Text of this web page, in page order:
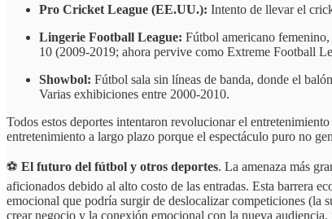
Pro Cricket League (EE.UU.): Intento de llevar el
Lingerie Football League: Fútbol americano
10 (2009-2019; ahora pervive como Extreme Football
Showbol: Fútbol sala sin líneas de banda, donde el
Varias exhibiciones entre 2000-2010.
Todos estos deportes intentaron revolucionar el
entretenimiento a largo plazo porque el espectáculo puro no
⚽ El futuro del fútbol y otros deportes. La amenaza más
aficionados debido al alto costo de las entradas. Esta barrera
emocional que podría surgir de deslocalizar competiciones (la
crear negocio y la conexión emocional con la nueva